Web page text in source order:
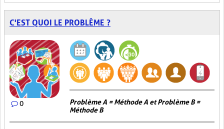
C'EST QUOI LE PROBLÈME ?
0
Problème A = Méthode A et Problème B =
Méthode B